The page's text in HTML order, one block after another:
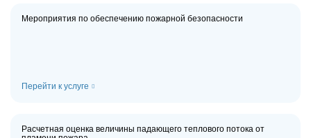
Мероприятия по обеспечению пожарной безопасности
Перейти к услуге
Расчетная оценка величины падающего теплового потока от